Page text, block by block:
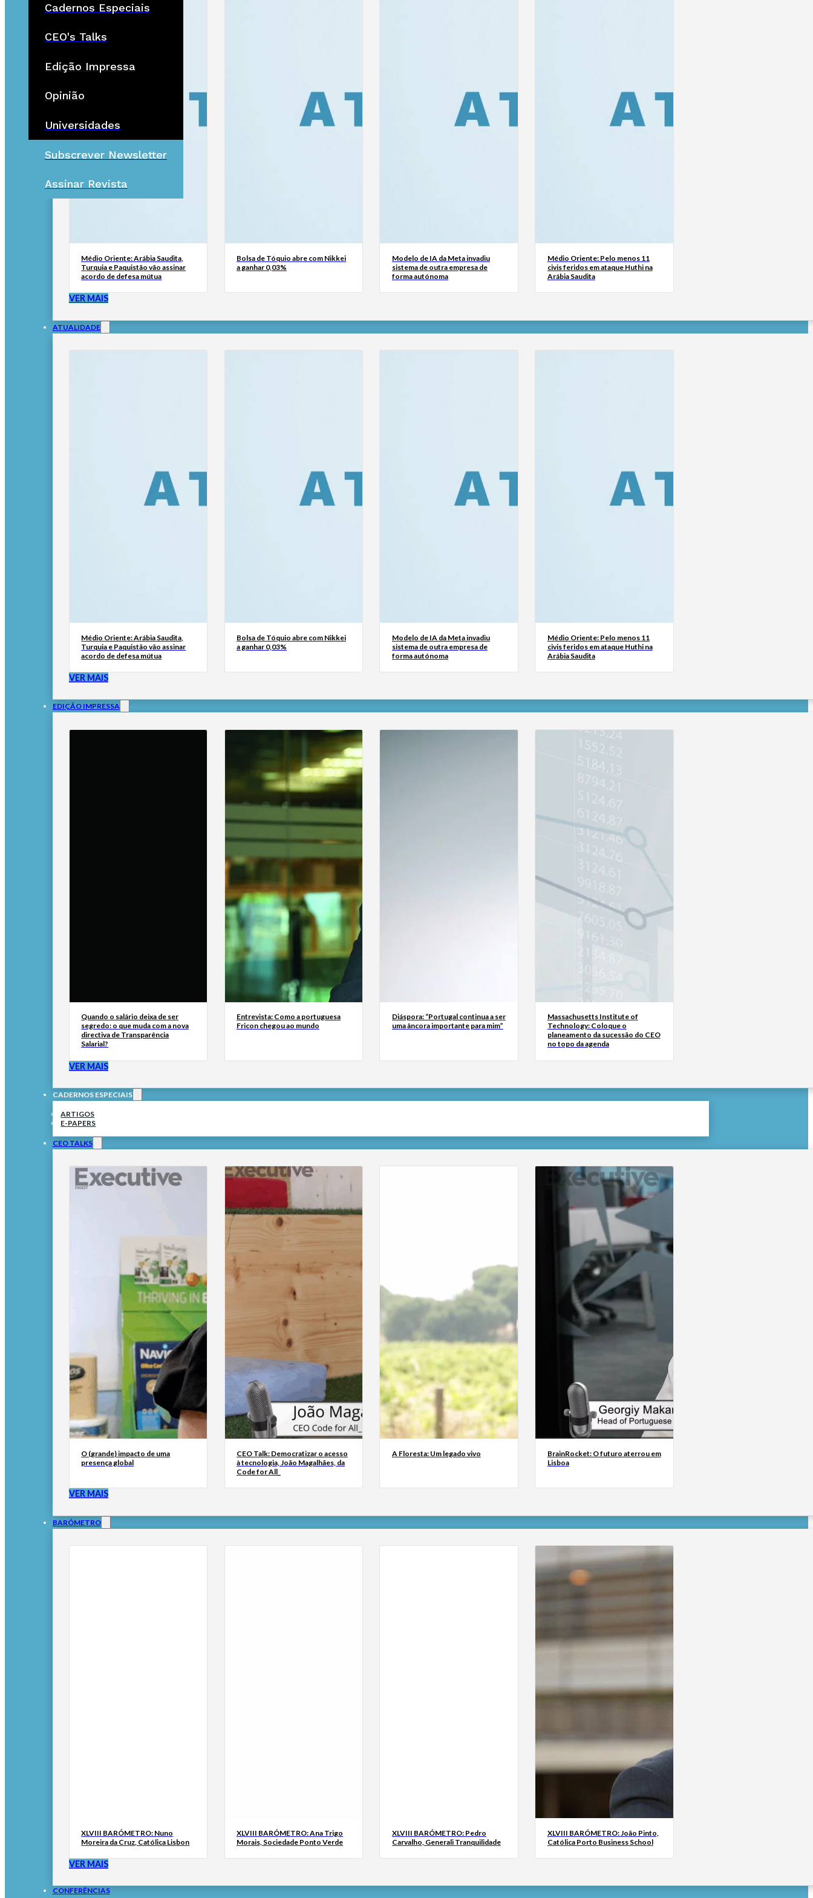
Cadernos Especiais
CEO's Talks
Edição Impressa
Opinião
Universidades
Subscrever Newsletter
Assinar Revista
Médio Oriente: Arábia Saudita,
Turquia e Paquistão vão assinar
acordo de defesa mútua
Bolsa de Tóquio abre com Nikkei
a ganhar 0,03%
Modelo de IA da Meta invadiu
sistema de outra empresa de
forma autónoma
Médio Oriente: Pelo menos 11
civis feridos em ataque Huthi na
Arábia Saudita
VER MAIS
ATUALIDADE
Médio Oriente: Arábia Saudita,
Turquia e Paquistão vão assinar
acordo de defesa mútua
Bolsa de Tóquio abre com Nikkei
a ganhar 0,03%
Modelo de IA da Meta invadiu
sistema de outra empresa de
forma autónoma
Médio Oriente: Pelo menos 11
civis feridos em ataque Huthi na
Arábia Saudita
VER MAIS
EDIÇÃO IMPRESSA
Quando o salário deixa de ser
segredo: o que muda com a nova
directiva de Transparência
Salarial?
Entrevista: Como a portuguesa
Fricon chegou ao mundo
Diáspora: “Portugal continua a ser
uma âncora importante para mim”
Massachusetts Institute of
Technology: Coloque o
planeamento da sucessão do CEO
no topo da agenda
VER MAIS
CADERNOS ESPECIAIS
ARTIGOS
E-PAPERS
CEO TALKS
O (grande) impacto de uma
presença global
CEO Talk: Democratizar o acesso
à tecnologia, João Magalhães, da
Code for All_
A Floresta: Um legado vivo
BrainRocket: O futuro aterrou em
Lisboa
VER MAIS
BARÓMETRO
XLVIII BARÓMETRO: Nuno
Moreira da Cruz, Católica Lisbon
XLVIII BARÓMETRO: Ana Trigo
Morais, Sociedade Ponto Verde
XLVIII BARÓMETRO: Pedro
Carvalho, Generali Tranquilidade
XLVIII BARÓMETRO: João Pinto,
Católica Porto Business School
VER MAIS
CONFERÊNCIAS